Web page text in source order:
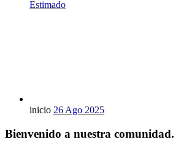
Estimado
inicio 26 Ago 2025
Bienvenido a nuestra comunidad.